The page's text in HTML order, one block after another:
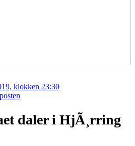
klokken 23:30
daler i HjÃ¸rring